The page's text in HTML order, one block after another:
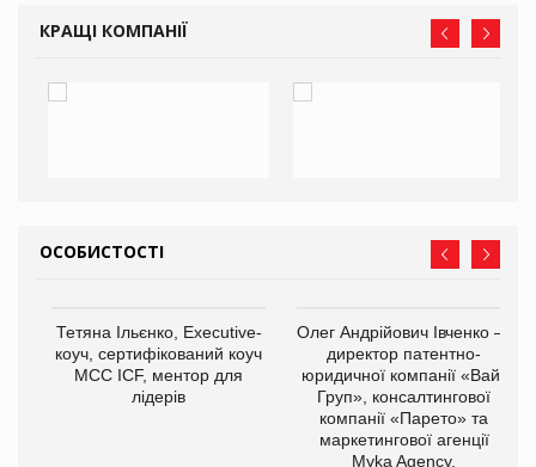
КРАЩІ КОМПАНІЇ
ОСОБИСТОСТІ
Тетяна Ільєнко, Executive-
коуч, сертифікований коуч
МСС ICF, ментор для
лідерів
Олег Андрійович Івченко —
директор патентно-
юридичної компанії «Вайз
Груп», консалтингової
компанії «Парето» та
маркетингової агенції
Myka Agency.